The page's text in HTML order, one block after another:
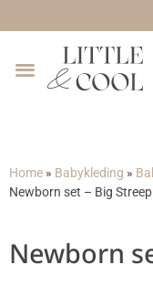
Home » Babykleding »
Newborn set – Big Streep
Newborn